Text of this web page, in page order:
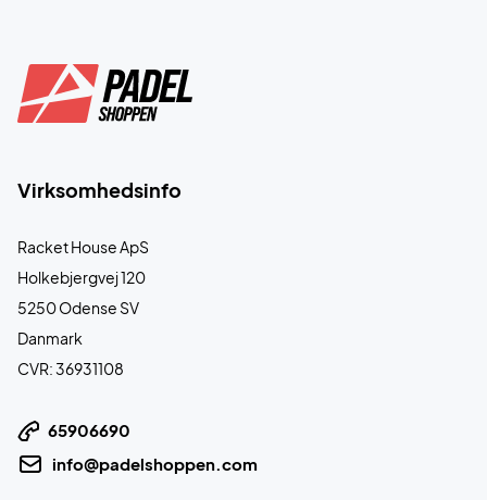
Virksomhedsinfo
Racket House ApS
Holkebjergvej 120
5250 Odense SV
Danmark
CVR: 36931108
65906690
info@padelshoppen.com